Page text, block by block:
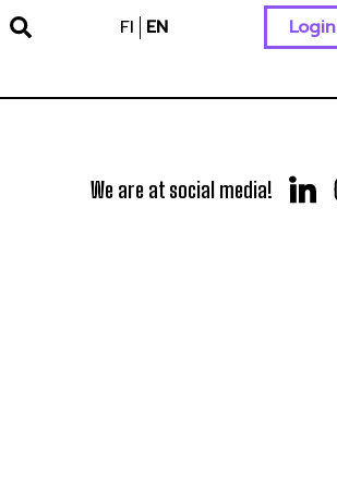
FI EN Login
We are at social media!